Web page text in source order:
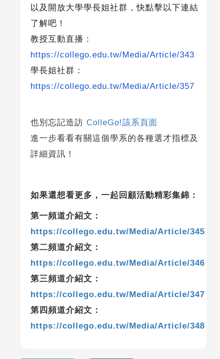
以及開放大學學長姐社群，快點擊以下連結
了解吧！
教授互動直播：
https://collego.edu.tw/Media/Article/343
學長姐社群：
https://collego.edu.tw/Media/Article/357
也別忘記造訪 ColleGo!該系頁面
進一步看看有關這個學系的各種選才指標及
詳細資訊！
如果還想看更多，一起回顧活動精彩集錦：
第一頻道介紹文：
https://collego.edu.tw/Media/Article/345
第二頻道介紹文：
https://collego.edu.tw/Media/Article/346
第三頻道介紹文：
https://collego.edu.tw/Media/Article/347
第四頻道介紹文：
https://collego.edu.tw/Media/Article/348